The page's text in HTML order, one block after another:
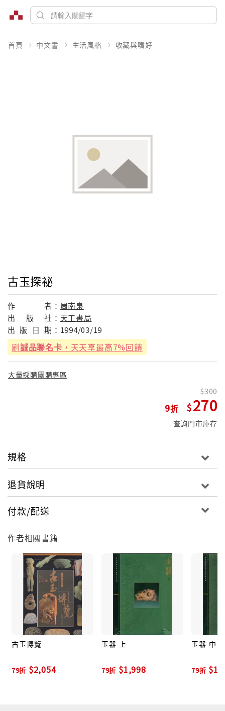
首頁 中文書 生活風格 收藏與嗜好
古玉探祕
作 者： 周南泉
出
版 社： 天工書局
出 版 日 期： 1994/03/19
刷誠品聯名卡 ，天天享最高7%回饋
大量採購團購專區
9
300
270
查詢門市庫存
規格
退貨說明
付款/配送
作者相關書籍
古玉博覽
79折 $2,054
玉器 上
79折 $1,998
玉器 中
79折